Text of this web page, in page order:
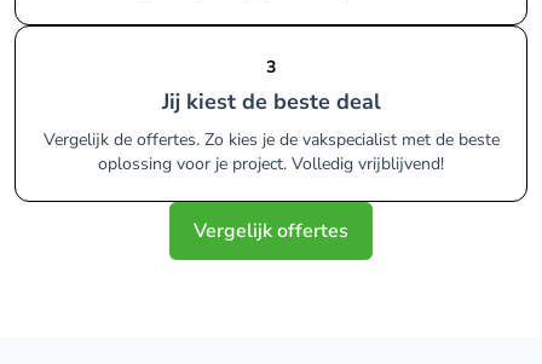
3
Jij kiest de beste deal
Vergelijk de offertes. Zo kies je de vakspecialist met de beste
oplossing voor je project. Volledig vrijblijvend!
Vergelijk offertes